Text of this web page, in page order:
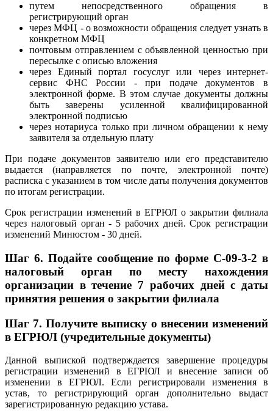
путем непосредственного обращения в
регистрирующий орган
через МФЦ - о возможности обращения следует узнать в
конкретном МФЦ
почтовым отправлением с объявленной ценностью при
пересылке с описью вложения
через Единый портал госуслуг или через интернет-
сервис ФНС России - при подаче документов в
электронной форме. В этом случае документы должны
быть заверены усиленной квалифицированной
электронной подписью
через нотариуса только при личном обращении к нему
заявителя за отдельную плату
При подаче документов заявителю или его представителю
выдается (направляется по почте, электронной почте)
расписка с указанием в том числе даты получения документов
по итогам регистрации.
Срок регистрации изменений в ЕГРЮЛ о закрытии филиала
через налоговый орган - 5 рабочих дней. Срок регистрации
изменений Минюстом - 30 дней.
Шаг 6. Подайте сообщение по форме С-09-3-2 в
налоговый орган по месту нахождения
организации в течение 7 рабочих дней с даты
принятия решения о закрытии филиала
Шаг 7. Получите выписку о внесении изменений
в ЕГРЮЛ (учредительные документы)
Данной выпиской подтверждается завершение процедуры
регистрации изменений в ЕГРЮЛ и внесение записи об
изменении в ЕГРЮЛ. Если регистрировали изменения в
устав, то регистрирующий орган дополнительно выдаст
зарегистрированную редакцию устава.